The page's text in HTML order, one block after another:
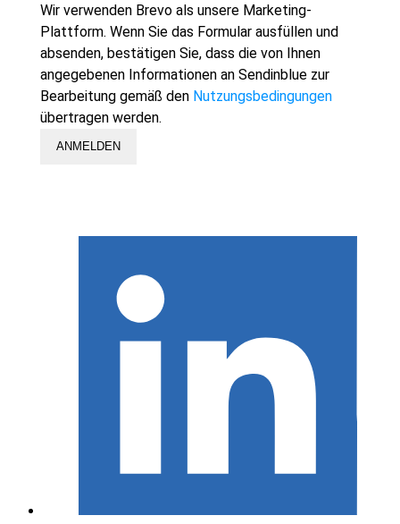
Wir verwenden Brevo als unsere Marketing-
Plattform. Wenn Sie das Formular ausfüllen und
absenden, bestätigen Sie, dass die von Ihnen
angegebenen Informationen an Sendinblue zur
Bearbeitung gemäß den Nutzungsbedingungen
übertragen werden.
ANMELDEN